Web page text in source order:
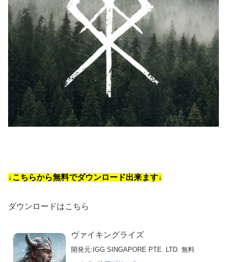
↓こちらから無料でダウンロード出来ます↓
ダウンロードはこちら
ヴァイキングライズ
開発元: IGG SINGAPORE PTE. LTD. 無料